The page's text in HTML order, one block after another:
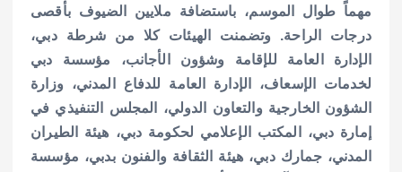
مهماً طوال الموسم، باستضافة ملايين الضيوف بأقصى
درجات الراحة. وتضمنت الهيئات كلا من شرطة دبي،
الإدارة العامة للإقامة وشؤون الأجانب، مؤسسة دبي
لخدمات الإسعاف، الإدارة العامة للدفاع المدني، وزارة
الشؤون الخارجية والتعاون الدولي، المجلس التنفيذي في
إمارة دبي، المكتب الإعلامي لحكومة دبي، هيئة الطيران
المدني، جمارك دبي، هيئة الثقافة والفنون بدبي، مؤسسة